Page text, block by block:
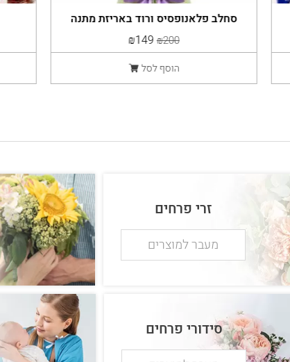
סחלב פלאנופסיס ורוד באריזת מתנה
יוקרתית
₪200
₪149
הוסף לסל
זרי פרחים
מעבר למוצרים
סידורי פרחים